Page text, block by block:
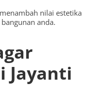
nilai estetika
anda.
Jayanti